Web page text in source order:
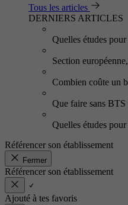
Tous les articles
DERNIERS ARTICLES
Quelles études
Section
Combien coûte un
Que faire sans BTS
Quelles études
Référencer son établissement
Fermer
Référencer son établissement
Ajouté à tes favoris